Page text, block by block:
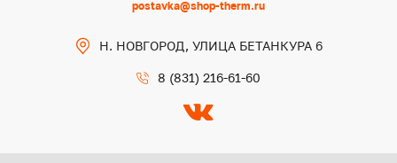
postavka@shop-therm.ru
Н. НОВГОРОД, УЛИЦА БЕТАНКУРА 6
8 (831) 216-61-60